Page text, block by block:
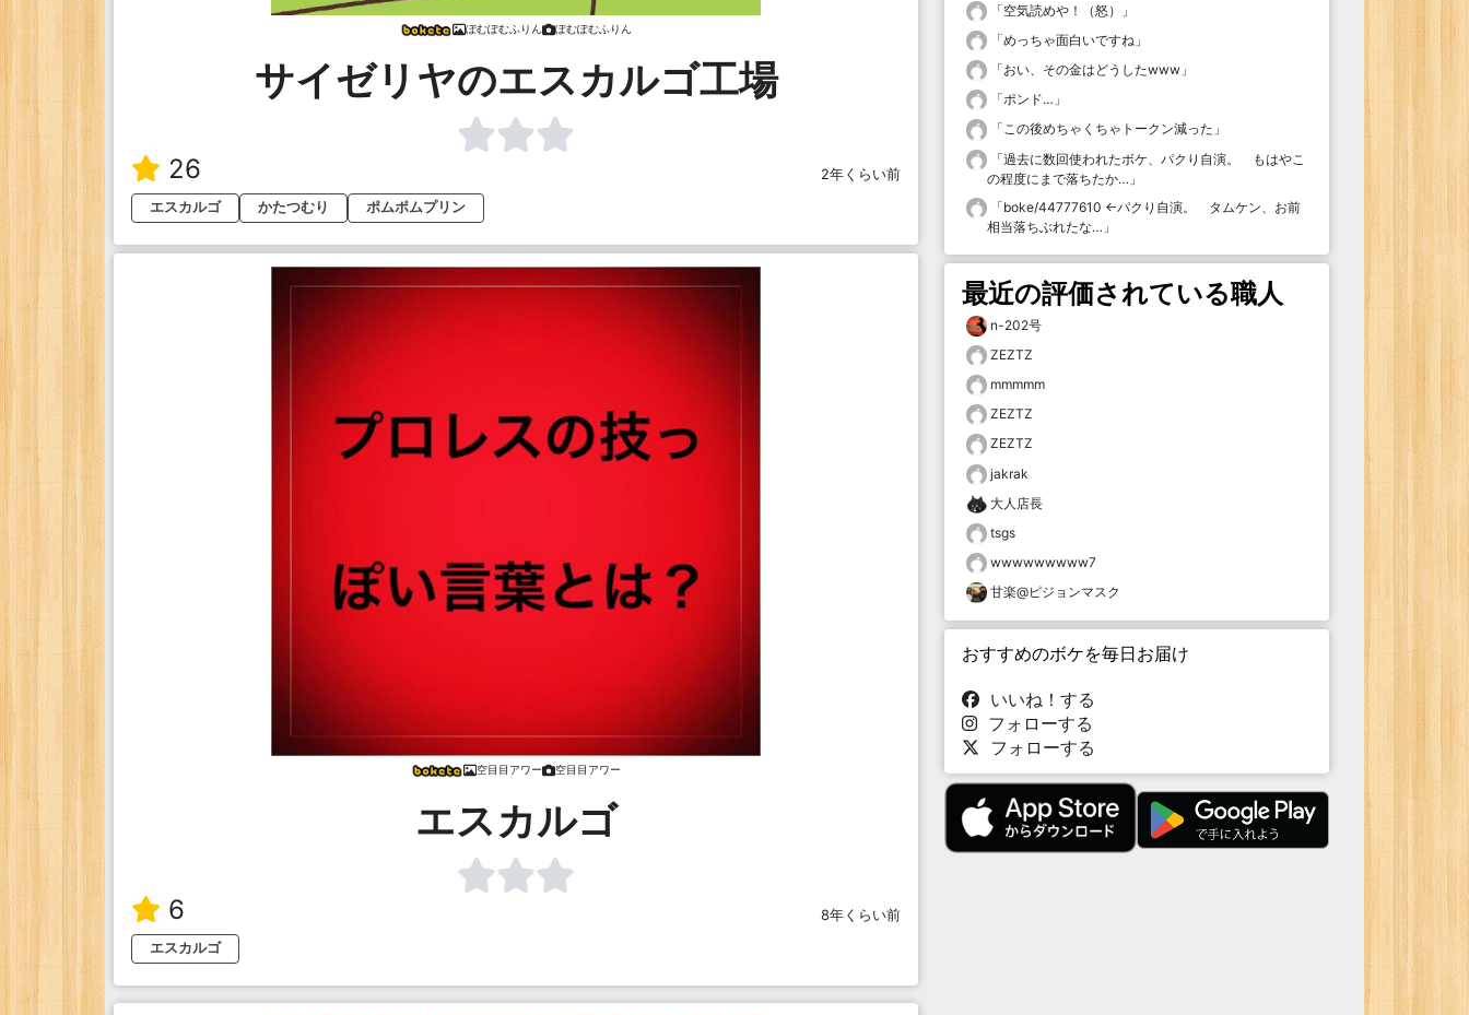
ぽむぽむふりん ぽむぽむふりん
サイゼリヤのエスカルゴ工場
26
2年くらい前
エスカルゴ
かたつむり ポムポムプリン
空目目アワー 空目目アワー
エスカルゴ
6
8年くらい前
エスカルゴ
「空気読めや！（怒）
」
「めっちゃ面白いですね 」
「おい、その金はどうしたwww 」
「ポンド… 」
「この後めちゃくちゃトークン減った 」
「過去に数回使われたボケ、パクり自演。 もはやこ
の程度にまで落ちたか… 」
「boke/44777610 ←パクり自演。 タムケン、お前
相当落ちぶれたな… 」
最近の評価されている職人
n-202号
ZEZTZ
mmmmm
ZEZTZ
ZEZTZ
jakrak
大人店長
tsgs
wwwwwwwww7
甘楽@ピジョンマスク
おすすめのボケを毎日お届け
いいね！する
フォローする
フォローする